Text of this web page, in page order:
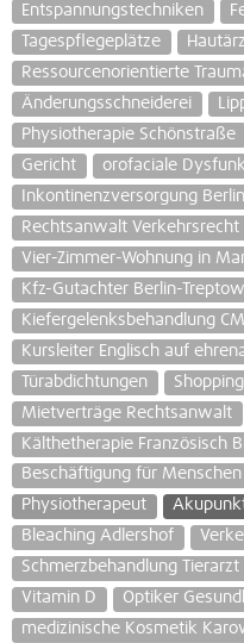
Entspannungstechniken
Tagespflegeplätze
Ressourcenorientierte
Änderungsschneiderei
Physiotherapie Schönstraße
Gericht
orofaciale
Inkontinenzversorgung Berlin
Rechtsanwalt Verkehrsrecht
Vier-Zimmer-Wohnung in
Kfz-Gutachter Berlin-Treptow
Kiefergelenksbehandlung
Kursleiter Englisch auf
Türabdichtungen
Mietverträge Rechtsanwalt
Kälthetherapie Französisch
Beschäftigung für
Physiotherapeut
Bleaching Adlershof
Schmerzbehandlung Tierarzt
Vitamin D
Optiker
medizinische Kosmetik